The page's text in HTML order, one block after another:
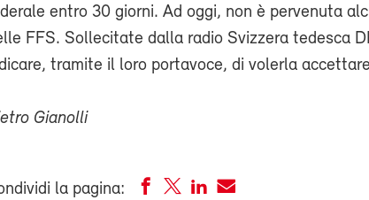
entro 30 giorni. Ad oggi, non è pervenuta
FFS. Sollecitate dalla radio Svizzera tedesca
tramite il loro portavoce, di volerla
Gianolli
la pagina: